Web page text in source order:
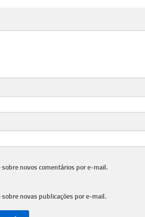
novos comentários por e-mail.
novas publicações por e-mail.